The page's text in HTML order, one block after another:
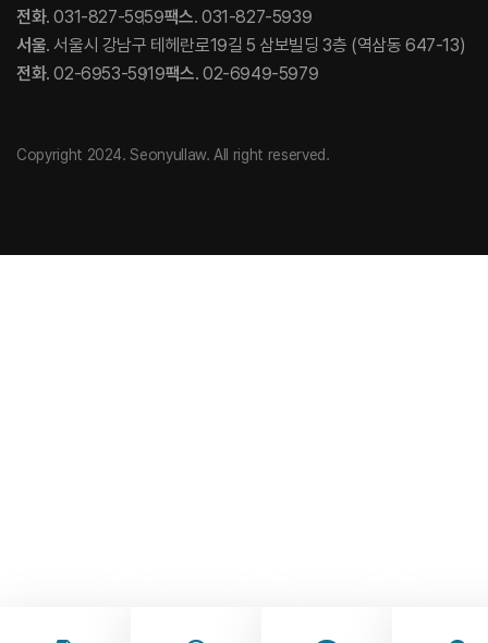
전화. 031-827-5959팩스. 031-827-5939
서울. 서울시 강남구 테헤란로19길 5 삼보빌딩 3층 (역삼동 647-13)
전화. 02-6953-5919팩스. 02-6949-5979
Copyright 2024. Seonyullaw. All right reserved.